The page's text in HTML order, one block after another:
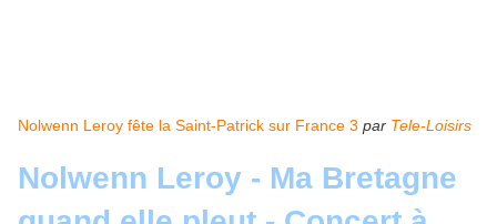
Nolwenn Leroy fête la Saint-Patrick sur France 3 par Tele-Loisirs
Nolwenn Leroy - Ma Bretagne